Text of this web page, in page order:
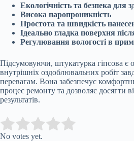
Екологічність та безпека для
Висока паропроникність
Простота та швидкість
Ідеально гладка поверхня
Регулювання вологості в
Підсумовуючи, штукатурка гіпсова
внутрішніх оздоблювальних робіт
перевагам. Вона забезпечує
процес ремонту та дозволяє досягти
результатів.
Rate this item:
No votes yet.